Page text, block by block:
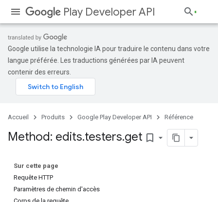
Play Developer API
Google utilise la technologie IA pour traduire le contenu dans votre
langue préférée. Les traductions générées par IA peuvent
contenir des erreurs.
Accueil Produits Google Play Developer API Référence
Method: edits.testers.get bookmark_border
Sur cette page
Requête HTTP
Paramètres de chemin d'accès